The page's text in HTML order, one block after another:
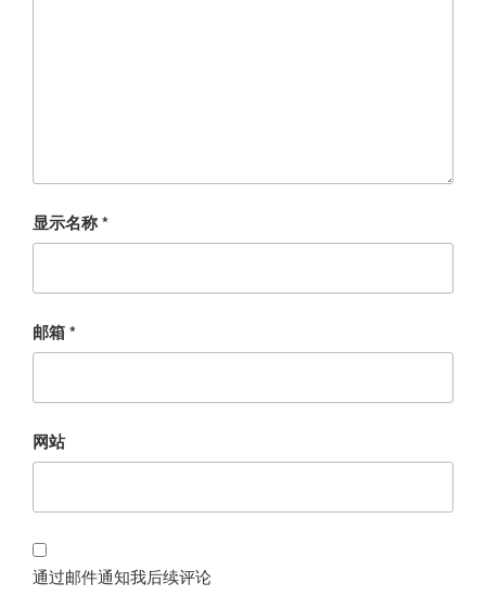
显示名称*
邮箱*
网站
通过邮件通知我后续评论